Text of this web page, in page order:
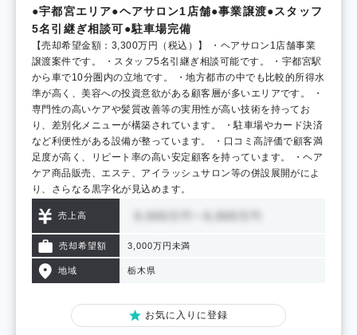
●宇都宮エリア●ヘアサロン1店舗●事業譲渡●スタッフ
5名引継ぎ相談可●駐車場完備
【売却希望金額：3,300万円（税込）】 ・ヘアサロン1店舗事業
譲渡案件です。 ・スタッフ5名引継ぎ相談可能です。 ・宇都宮駅
から車で10分圏内の立地です。 ・地方都市の中でも比較的所得水
準が高く、美容への投資意欲がある顧客層が多いエリアです。 ・
専門性の高いケアや髪質改善等の実用性が高い技術を持ってお
り、差別化メニューが構築されています。 ・駐車場やカード決済
など利便性がある設備が整っています。 ・口コミ高評価で顧客満
足度が高く、リピート率の高い安定顧客を持っています。 ・ヘア
ケア商品販売、エステ、アイラッシュサロン等の併設展開がによ
り、さらなる黒字化が見込めます。
売上高
売却希望額 3,000万円未満
地域 栃木県
お気に入りに登録